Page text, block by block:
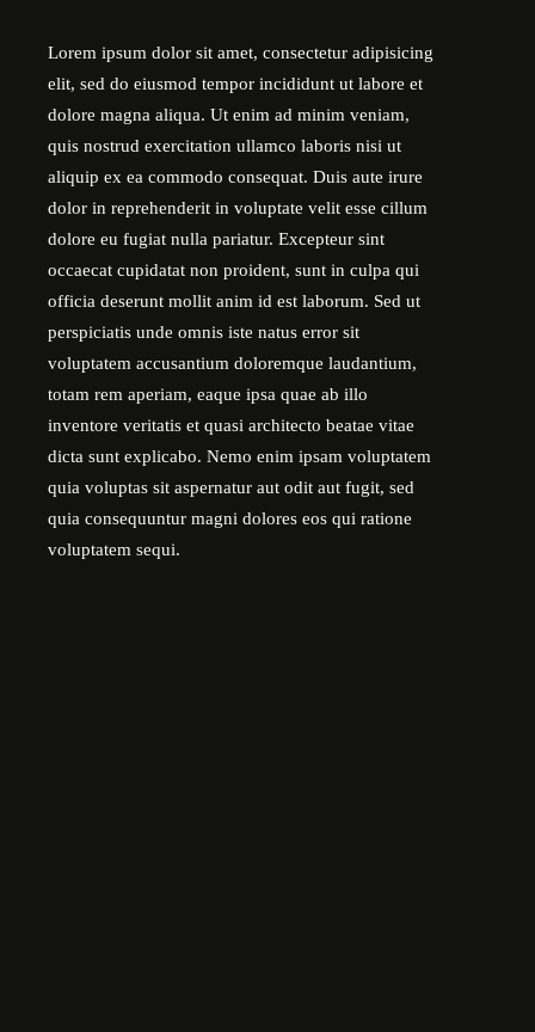
Lorem ipsum dolor sit amet, consectetur adipisicing
elit, sed do eiusmod tempor incididunt ut labore et
dolore magna aliqua. Ut enim ad minim veniam,
quis nostrud exercitation ullamco laboris nisi ut
aliquip ex ea commodo consequat. Duis aute irure
dolor in reprehenderit in voluptate velit esse cillum
dolore eu fugiat nulla pariatur. Excepteur sint
occaecat cupidatat non proident, sunt in culpa qui
officia deserunt mollit anim id est laborum. Sed ut
perspiciatis unde omnis iste natus error sit
voluptatem accusantium doloremque laudantium,
totam rem aperiam, eaque ipsa quae ab illo
inventore veritatis et quasi architecto beatae vitae
dicta sunt explicabo. Nemo enim ipsam voluptatem
quia voluptas sit aspernatur aut odit aut fugit, sed
quia consequuntur magni dolores eos qui ratione
voluptatem sequi.